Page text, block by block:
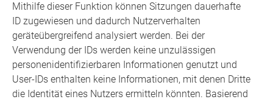
Mithilfe dieser Funktion können Sitzungen dauerhafte
ID zugewiesen und dadurch Nutzerverhalten
geräteübergreifend analysiert werden. Bei der
Verwendung der IDs werden keine unzulässigen
personenidentifizierbaren Informationen genutzt und
User-IDs enthalten keine Informationen, mit denen Dritte
die Identität eines Nutzers ermitteln könnten. Basierend